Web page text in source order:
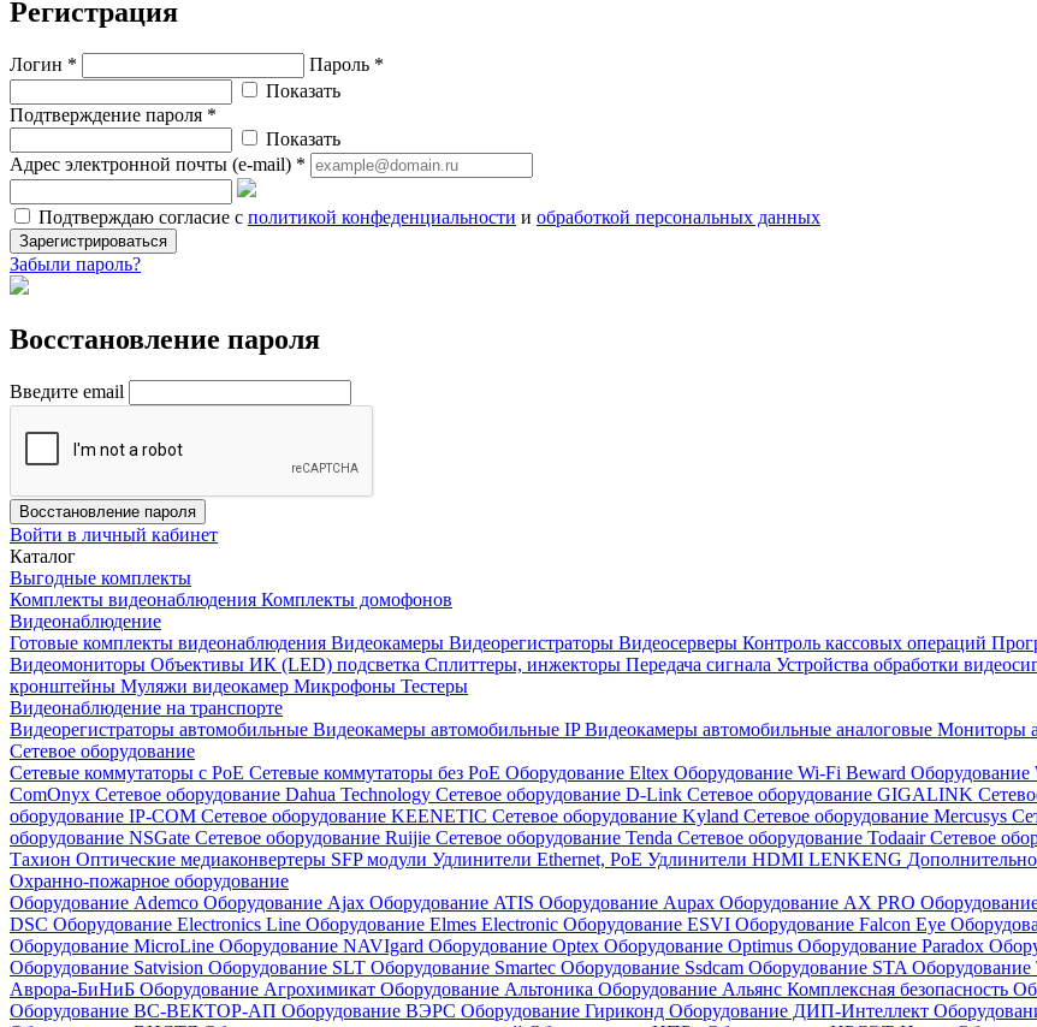
Регистрация
Логин *
Пароль *
Показать
Подтверждение пароля *
Показать
Адрес электронной почты (e-mail) *
Подтверждаю согласие с политикой конфеденциальности и обработкой персональных данных
Зарегистрироваться
Забыли пароль?
Восстановление пароля
Введите email
Восстановление пароля
Войти в личный кабинет
Каталог
Выгодные комплекты
Комплекты видеонаблюдения Комплекты домофонов
Видеонаблюдение
Готовые комплекты видеонаблюдения Видеокамеры Видеорегистраторы Видеосерверы Контроль кассовых операций
Видеомониторы Объективы ИК (LED) подсветка Сплиттеры, инжекторы Передача сигнала Устройства обработки
кронштейны Муляжи видеокамер Микрофоны Тестеры
Видеонаблюдение на транспорте
Видеорегистраторы автомобильные Видеокамеры автомобильные IPВидеокамеры автомобильные аналоговые Мониторы
Сетевое оборудование
Сетевые коммутаторы с РоЕ Сетевые коммутаторы без РоЕ Оборудование Eltex Оборудование Wi-Fi Beward Оборудование
ComOnyx Сетевое оборудование Dahua Technology Сетевое оборудование D-Link Сетевое оборудование GIGALINK
оборудование IP-COM Сетевое оборудование KEENETIC Сетевое оборудование Kyland Сетевое оборудование Mercusys
оборудование NSGate Сетевое оборудование Ruijie Сетевое оборудование Tenda Сетевое оборудование TodaairСетевое
Тахион Оптические медиаконвертеры SFP модули Удлинители Ethernet, PoE Удлинители HDMI LENKENG
Охранно-пожарное оборудование
Оборудование Ademco Оборудование Ajax Оборудование ATIS Оборудование Aupax Оборудование AX PRO
DSC Оборудование Electronics Line Оборудование Elmes Electronic Оборудование ESVI Оборудование Falcon Eye
Оборудование MicroLine Оборудование NAVIgard Оборудование Optex Оборудование Optimus Оборудование Paradox
Оборудование Satvision Оборудование SLT Оборудование Smartec Оборудование Ssdcam Оборудование STA Оборудование
Аврора-БиНиБ Оборудование Агрохимикат Оборудование Альтоника Оборудование Альянс Комплексная безопасность
Оборудование ВС-ВЕКТОР-АП Оборудование ВЭРС Оборудование Гириконд Оборудование ДИП-Интеллект